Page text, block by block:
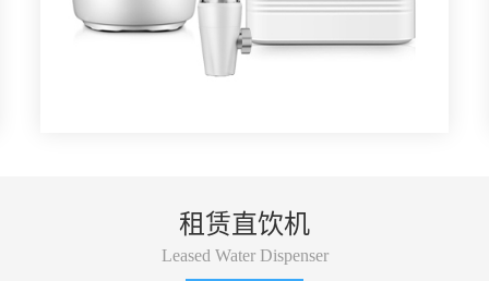
租赁直饮机
Leased Water Dispenser